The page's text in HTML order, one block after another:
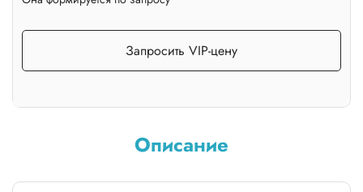
Запросить VIP-цену
Описание